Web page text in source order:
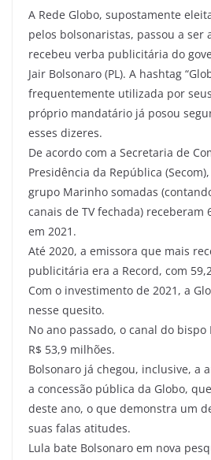
A Rede Globo, supostamente
pelos bolsonaristas, passou a ser
recebeu verba publicitária do
Jair Bolsonaro (PL). A hashtag
frequentemente utilizada por
próprio mandatário já posou
esses dizeres.
De acordo com a Secretaria de
Presidência da República
grupo Marinho somadas
canais de TV fechada) receberam
em 2021.
Até 2020, a emissora que mais
publicitária era a Record, com
Com o investimento de 2021, a
nesse quesito.
No ano passado, o canal do
R$ 53,9 milhões.
Bolsonaro já chegou, inclusive, a
a concessão pública da Globo,
deste ano, o que demonstra um
suas falas atitudes.
Lula bate Bolsonaro em nova